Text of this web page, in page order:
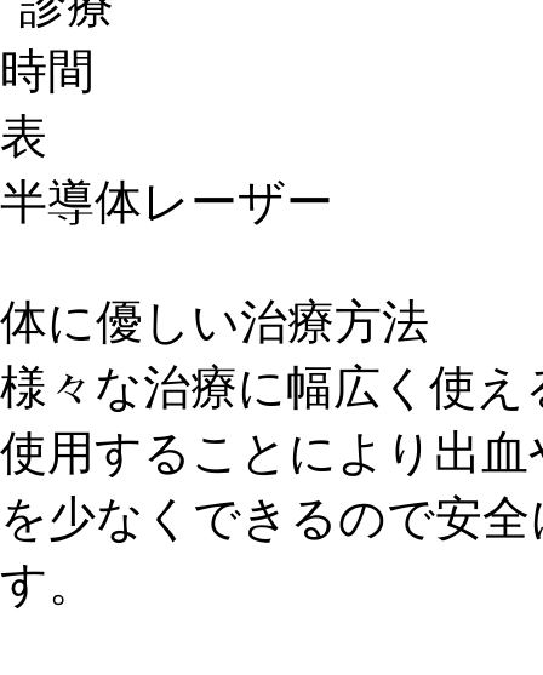
半導体レーザー
体に優しい治療方法
様々な治療に幅広く使
使用することにより出
を少なくできるので安
す。